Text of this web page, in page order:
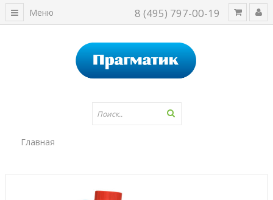
8 (495) 797-00-19
Меню
Главная